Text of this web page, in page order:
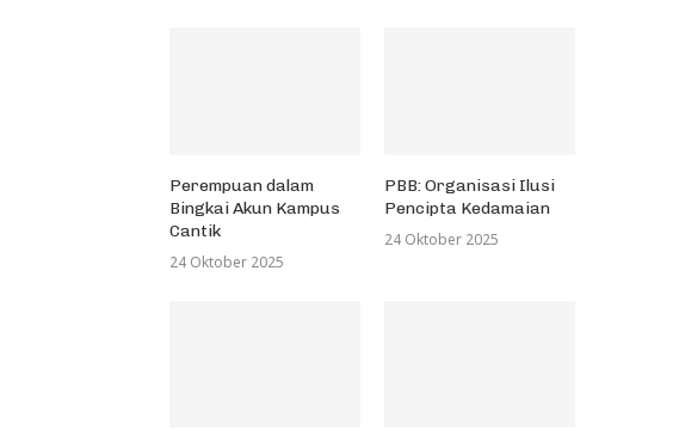
Perempuan dalam
Bingkai Akun Kampus
Cantik
24 Oktober 2025
PBB: Organisasi Ilusi
Pencipta Kedamaian
24 Oktober 2025